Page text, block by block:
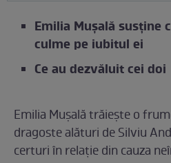
Emilia Mușală susține
culme pe iubitul ei
Ce au dezvăluit cei doi
Emilia Mușală trăiește o
dragoste alături de Silviu
certuri în relație din cauza